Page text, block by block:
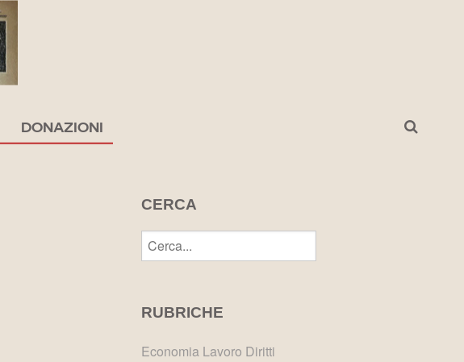
DONAZIONI
CERCA
RUBRICHE
Economia Lavoro Diritti